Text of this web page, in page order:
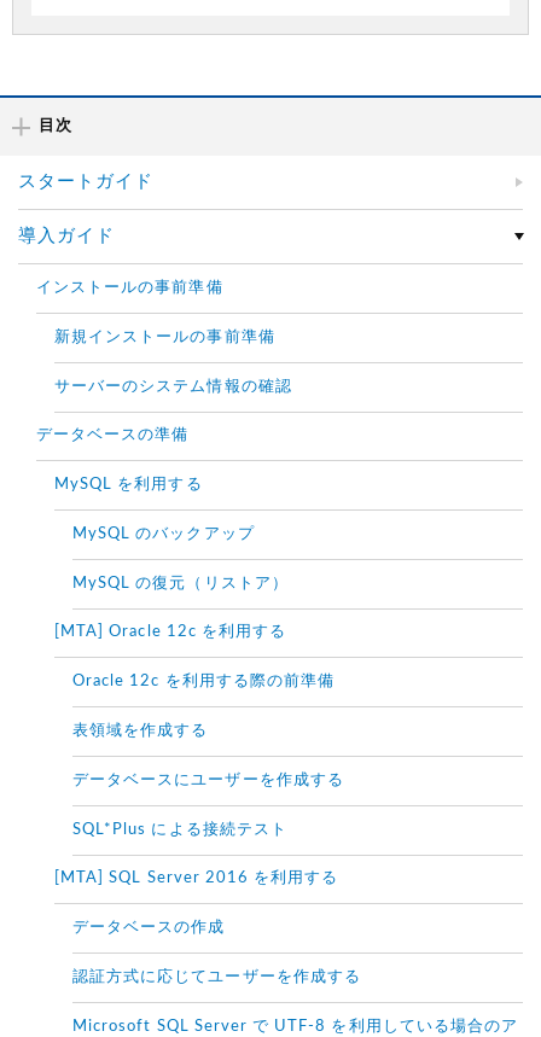
目次
スタートガイド
導入ガイド
インストールの事前準備
新規インストールの事前準備
サーバーのシステム情報の確認
データベースの準備
MySQL を利用する
MySQL のバックアップ
MySQL の復元（リストア）
[MTA] Oracle 12c を利用する
Oracle 12c を利用する際の前準備
表領域を作成する
データベースにユーザーを作成する
SQL*Plus による接続テスト
[MTA] SQL Server 2016 を利用する
データベースの作成
認証方式に応じてユーザーを作成する
Microsoft SQL Server で UTF-8 を利用している場合のア